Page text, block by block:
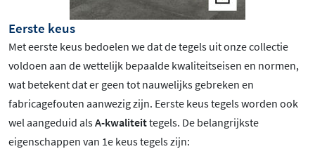
Eerste keus
Met eerste keus bedoelen we dat de tegels uit onze collectie
voldoen aan de wettelijk bepaalde kwaliteitseisen en normen,
wat betekent dat er geen tot nauwelijks gebreken en
fabricagefouten aanwezig zijn. Eerste keus tegels worden ook
wel aangeduid alsA-kwaliteittegels. De belangrijkste
eigenschappen van 1e keus tegels zijn: